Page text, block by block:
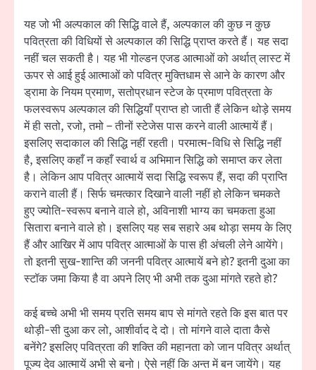
यह जो भी अल्पकाल की सिद्धि वाले हैं, अल्पकाल की कुछ न कुछ
पवित्रता की विधियों से अल्पकाल की सिद्धि प्राप्त करते हैं। यह सदा
नहीं चल सकती है। यह भी गोल्डन एजड आत्माओं को अर्थात् लास्ट में
ऊपर से आई हुई आत्माओं को पवित्र मुक्तिधाम से आने के कारण और
ड्रामा के नियम प्रमाण, सतोप्रधान स्टेज के प्रमाण पवित्रता के
फलस्वरूप अल्पकाल की सिद्धियाँ प्राप्त हो जाती हैं लेकिन थोड़े समय
में ही सतो, रजो, तमो – तीनों स्टेजेस पास करने वाली आत्मायें हैं।
इसलिए सदाकाल की सिद्धि नहीं रहती। परमात्म-विधि से सिद्धि नहीं
है, इसलिए कहाँ न कहाँ स्वार्थ व अभिमान सिद्धि को समाप्त कर लेता
है। लेकिन आप पवित्र आत्मायें सदा सिद्धि स्वरूप हैं, सदा की प्राप्ति
कराने वाली हैं। सिर्फ चमत्कार दिखाने वाली नहीं हो लेकिन चमकते
हुए ज्योति-स्वरूप बनाने वाले हो, अविनाशी भाग्य का चमकता हुआ
सितारा बनाने वाले हो। इसलिए यह सब सहारे अब थोड़ा समय के लिए
हैं और आखिर में आप पवित्र आत्माओं के पास ही अंचली लेने आयेंगे।
तो इतनी सुख-शान्ति की जननी पवित्र आत्मायें बने हो? इतनी दुआ का
स्टॉक जमा किया है वा अपने लिए भी अभी तक दुआ मांगते रहते हो?
कई बच्चे अभी भी समय प्रति समय बाप से मांगते रहते कि इस बात पर
थोड़ी-सी दुआ कर लो, आशीर्वाद दे दो। तो मांगने वाले दाता कैसे
बनेंगे? इसलिए पवित्रता की शक्ति की महानता को जान पवित्र अर्थात्
पूज्य देव आत्मायें अभी से बनो। ऐसे नहीं कि अन्त में बन जायेंगे। यह